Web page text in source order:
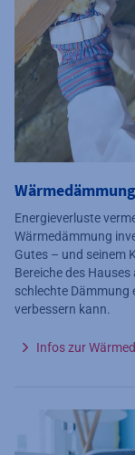
Energieverluste
Wärmedämmung
Gutes – und seinem
Bereiche des
schlechte Dämmung
verbessern kann.
Infos zur